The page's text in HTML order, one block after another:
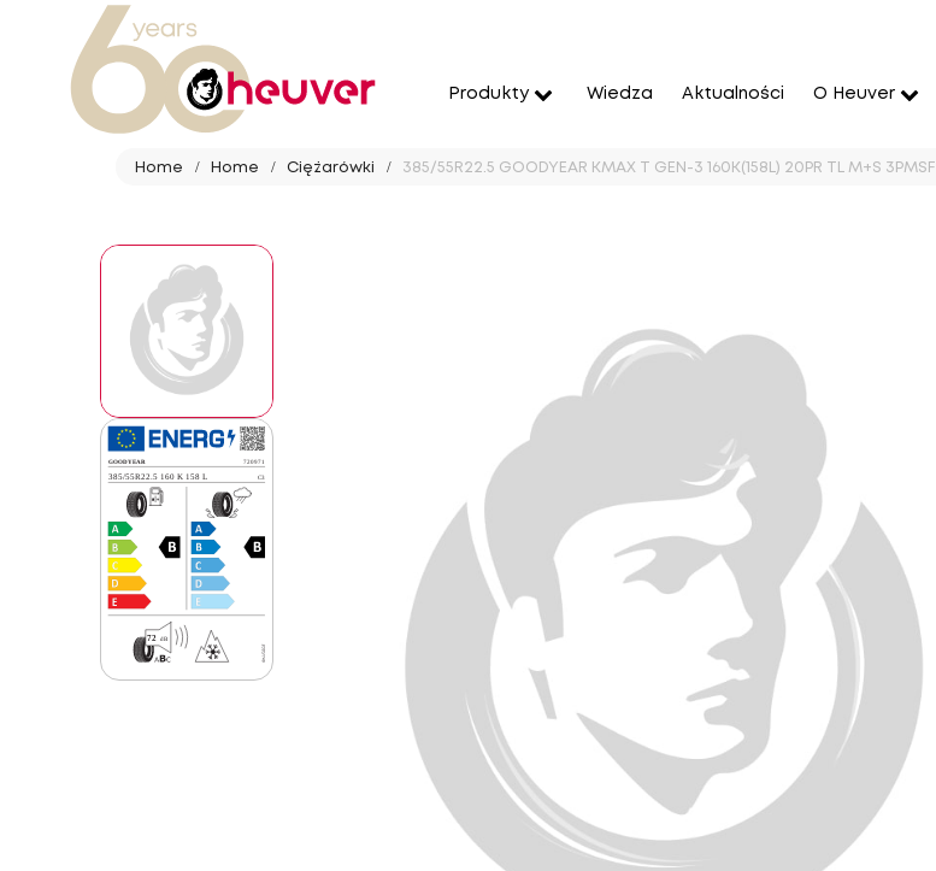
Produkty Wiedza Aktualności O Heuver
Home Home Ciężarówki 385/55R22.5 GOODYEAR KMAX T GEN-3 160K(158L) 20PR TL M+S 3PMSF